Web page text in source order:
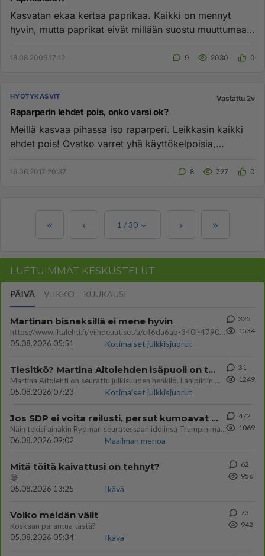
Kasvatan ekaa kertaa paprikaa. Kaikki on mennyt
hyvin, mutta paprikat eivät millään suostu muuttumaan
18.08.2009 17:12 9 2030 0
HYÖTYKASVIT Vastattu 2v
Raparperin lehdet pois, onko varsi ok?
Meillä kasvaa pihassa iso raparperi. Leikkasin kaikki
ehdet pois! Ovatko varret yhä käyttökelpoisia,
16.06.2017 20:37 8 727 0
1 /30
LUETUIMMAT KESKUSTELUT
PÄIVÄ VIIKKO KUUKAUSI
Martinan bisneksillä ei mene hyvin
https://www.iltalehti.fi/viihdeuutiset/a/c46da6ab-340f-4790-aaa7-0865eed2336 Yrityksen konkurssihakemus on tullut kärä
05.08.2026 05:51
Kotimaiset julkkisjuorut
325
1534
Tiesitkö? Martina Aitolehden isäpuoli on tämä suosittu laulaja
Martina Aitolehti on seurattu julkisuuden henkilö. Lähipiiriin mahtuu muitakin tunnettuja henkilöitä. Tiesitkö, että Ma
05.08.2026 07:23
Kotimaiset julkkisjuorut
31
1249
Jos SDP ei voita reilusti, persut kumoavat demokratian Suomesta
Näin tekisi ainakin Rydman seuratessaan idolinsa Trumpin mallia https://www.is.fi/politiikka/art-2000012187244.html
06.08.2026 09:02
Maailman menoa
472
1069
Mitä töitä kaivattusi on tehnyt?
😅
05.08.2026 13:25
Ikävä
62
956
Voiko meidän välit
Koskaan parantua tästä?
05.08.2026 05:34
Ikävä
73
942